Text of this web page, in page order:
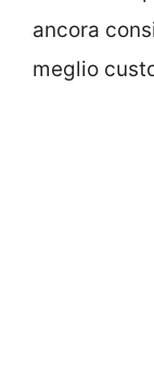
ancora
meglio